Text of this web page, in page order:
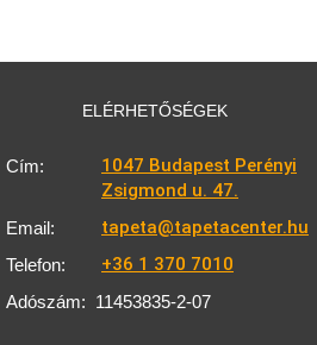
ELÉRHETŐSÉGEK
Cím:
1047 Budapest Perényi
Zsigmond u. 47.
Email: tapeta@tapetacenter.hu
Telefon: +36 1 370 7010
Adószám: 11453835-2-07